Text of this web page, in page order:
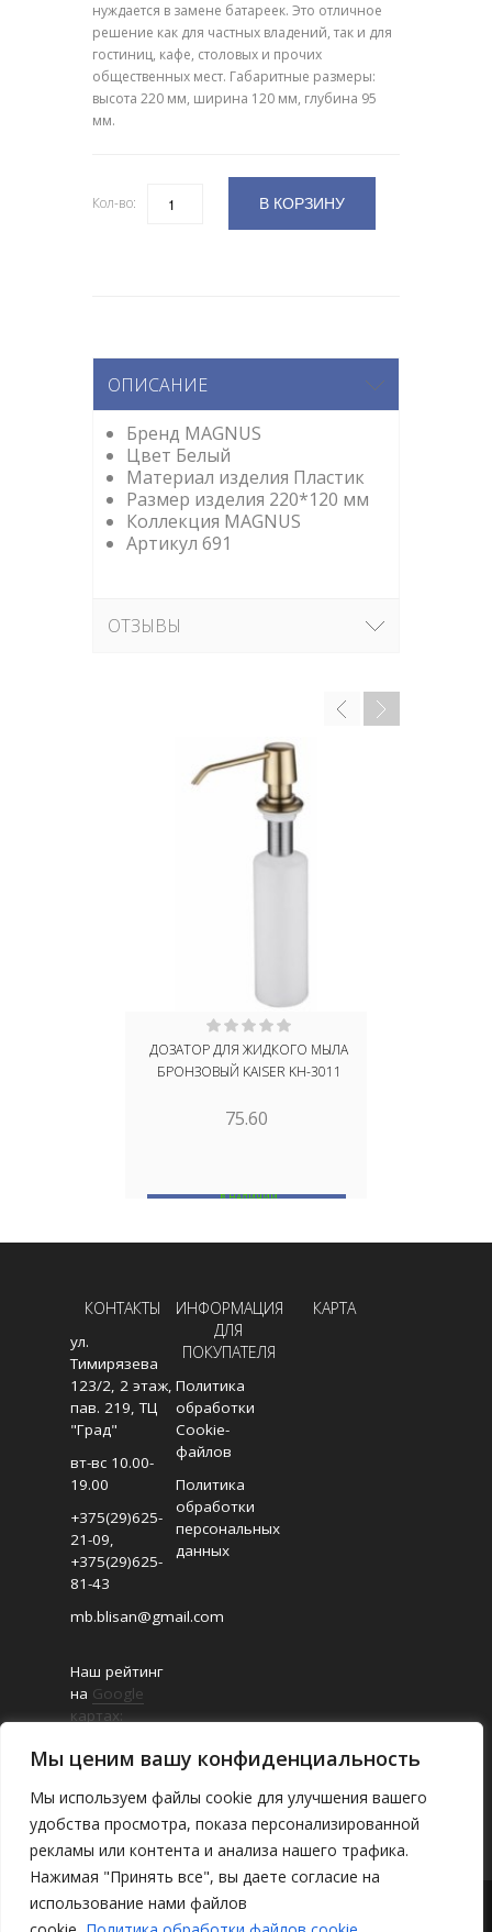
Мы ценим вашу конфиденциальность
Мы используем файлы cookie для улучшения вашего
удобства просмотра, показа персонализированной
рекламы или контента и анализа нашего трафика.
Нажимая "Принять все", вы даете согласие на
использование нами файлов
нуждается в замене батареек. Это отличное
решение как для частных владений, так и для
гостиниц, кафе, столовых и прочих
общественных мест. Габаритные размеры:
высота 220 мм, ширина 120 мм, глубина 95
мм.
Кол-во: Количество В КОРЗИНУ
ОПИСАНИЕ
Бренд MAGNUS
Цвет Белый
Материал изделия Пластик
Размер изделия 220*120 мм
Коллекция MAGNUS
Артикул 691
ОТЗЫВЫ
ДОЗАТОР ДЛЯ ЖИДКОГО МЫЛА
БРОНЗОВЫЙ KAISER KH-3011
75.60
В НАЛИЧИИ
КОНТАКТЫ
ул.
Тимирязева
123/2, 2 этаж,
пав. 219, ТЦ
"Град"
вт-вс 10.00-
19.00
+375(29)625-
21-09,
+375(29)625-
81-43
mb.blisan@gmail.com
Наш рейтинг
на Google
картах:
(Отзывов:18)
ИНФОРМАЦИЯ
ДЛЯ
ПОКУПАТЕЛЯ
Политика
обработки
Cookie-
файлов
Политика
обработки
персональных
данных
КАРТА
О магазине / Каталог